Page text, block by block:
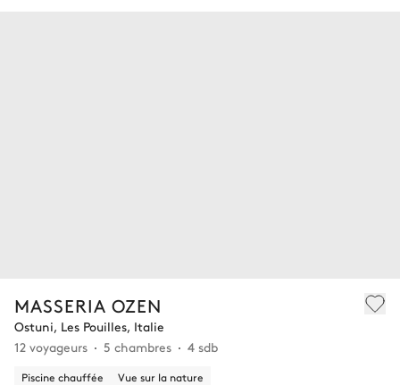
MASSERIA OZEN
Ostuni, Les Pouilles, Italie
12 voyageurs
5 chambres 4 sdb
Piscine chauffée Vue sur la nature